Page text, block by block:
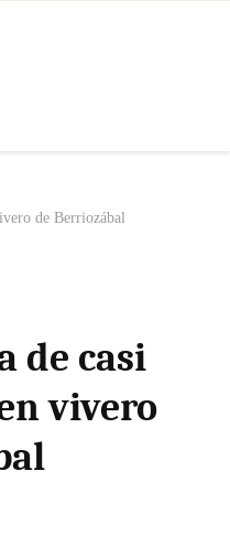
de Berriozábal
de casi
vivero